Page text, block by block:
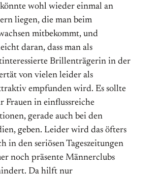
könnte wohl wieder einmal an
liegen, die man beim
mitbekommt, und
daran, dass man als
Brillenträgerin in der
von vielen leider als
empfunden wird. Es sollte
Frauen in einflussreiche
gerade auch bei den
geben. Leider wird das öfters
in den seriösen Tageszeitungen
noch präsente Männerclubs
Da hilft nur